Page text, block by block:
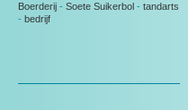
Boerderij - Soete Suikerbol - tandarts
- bedrijf